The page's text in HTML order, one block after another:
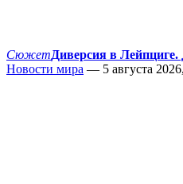
СюжетДиверсия в Лейпциге.
Новости мира — 5 августа